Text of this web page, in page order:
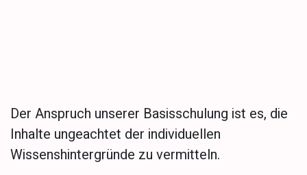
Der Anspruch unserer Basisschulung ist es, die
Inhalte ungeachtet der individuellen
Wissenshintergründe zu vermitteln.